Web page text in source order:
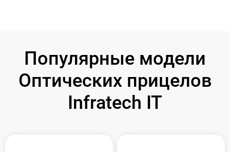
Популярные модели
Оптических прицелов
Infratech IT